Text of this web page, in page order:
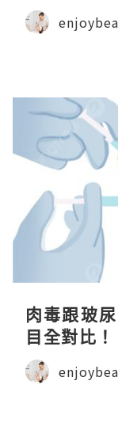
肉毒跟玻
目全對比！